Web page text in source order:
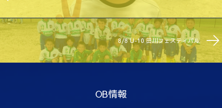
8/8 U-10 田川フェスティバル
OB情報